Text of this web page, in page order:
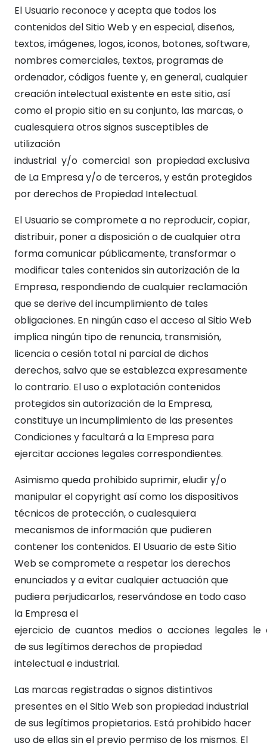
El Usuario reconoce y acepta que todos los
contenidos del Sitio Web y en especial, diseños,
textos, imágenes, logos, iconos, botones, software,
nombres comerciales, textos, programas de
ordenador, códigos fuente y, en general, cualquier
creación intelectual existente en este sitio, así
como el propio sitio en su conjunto, las marcas, o
cualesquiera otros signos susceptibles de
utilización
industrial y/o comercial son propiedad exclusiva
de La Empresa y/o de terceros, y están protegidos
por derechos de Propiedad Intelectual.
El Usuario se compromete a no reproducir, copiar,
distribuir, poner a disposición o de cualquier otra
forma comunicar públicamente, transformar o
modificar tales contenidos sin autorización de la
Empresa, respondiendo de cualquier reclamación
que se derive del incumplimiento de tales
obligaciones. En ningún caso el acceso al Sitio Web
implica ningún tipo de renuncia, transmisión,
licencia o cesión total ni parcial de dichos
derechos, salvo que se establezca expresamente
lo contrario. El uso o explotación contenidos
protegidos sin autorización de la Empresa,
constituye un incumplimiento de las presentes
Condiciones y facultará a la Empresa para
ejercitar acciones legales correspondientes.
Asimismo queda prohibido suprimir, eludir y/o
manipular el copyright así como los dispositivos
técnicos de protección, o cualesquiera
mecanismos de información que pudieren
contener los contenidos. El Usuario de este Sitio
Web se compromete a respetar los derechos
enunciados y a evitar cualquier actuación que
pudiera perjudicarlos, reservándose en todo caso
la Empresa el
ejercicio de cuantos medios o acciones legales le
de sus legítimos derechos de propiedad
intelectual e industrial.
Las marcas registradas o signos distintivos
presentes en el Sitio Web son propiedad industrial
de sus legítimos propietarios. Está prohibido hacer
uso de ellas sin el previo permiso de los mismos. El